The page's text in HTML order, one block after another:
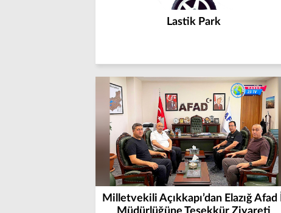
Lastik Park
Milletvekili Açıkkapı’dan Elazığ Afad İl